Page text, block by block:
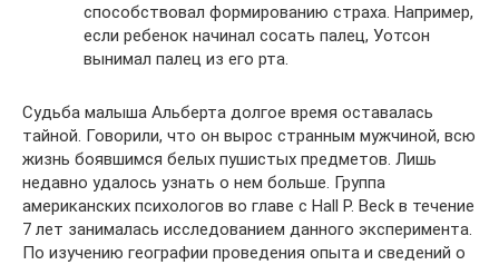
способствовал формированию страха. Например,
если ребенок начинал сосать палец, Уотсон
вынимал палец из его рта.
Судьба малыша Альберта долгое время оставалась
тайной. Говорили, что он вырос странным мужчиной, всю
жизнь боявшимся белых пушистых предметов. Лишь
недавно удалось узнать о нем больше. Группа
американских психологов во главе с Hall P. Beck в течение
7 лет занималась исследованием данного эксперимента.
По изучению географии проведения опыта и сведений о